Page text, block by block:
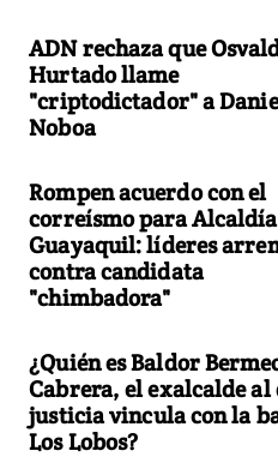
ADN rechaza que
Hurtado llame
"criptodictador" a
Noboa
Rompen acuerdo con el
correísmo para
Guayaquil: líderes
contra candidata
"chimbadora"
¿Quién es Baldor
Cabrera, el exalcalde al
justicia vincula con la
Los Lobos?